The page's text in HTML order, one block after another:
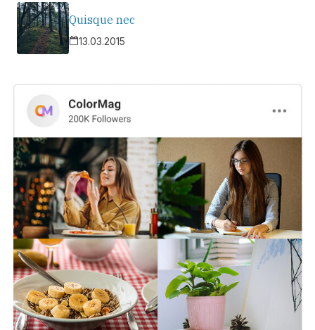
Quisque nec
13.03.2015